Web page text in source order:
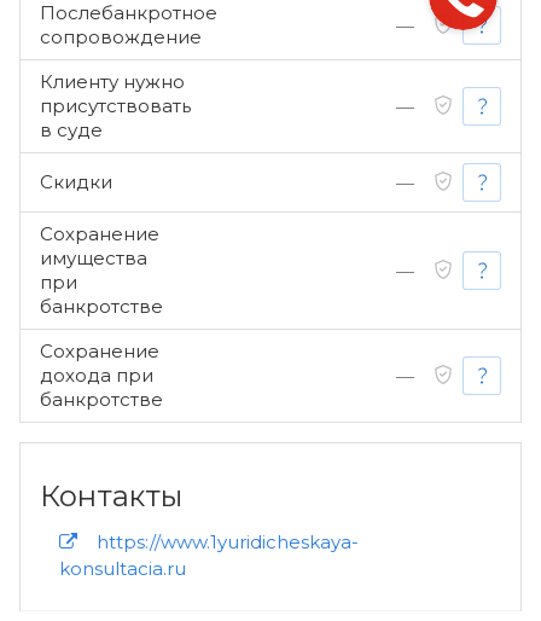
Послебанкротное
сопровождение
—
Клиенту нужно
присутствовать
в суде
—
Скидки —
Сохранение
имущества
при
банкротстве
—
Сохранение
дохода при
банкротстве
—
Контакты
https://www.1yuridicheskaya-
konsultacia.ru